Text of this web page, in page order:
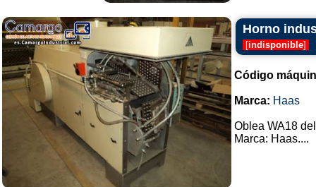
Horno
[indisponible]
Código
Marca: Haas
Oblea WA18
Marca: Haas....